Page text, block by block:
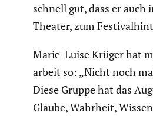
schnell gut, dass er
Theater, zum
Marie-Luise Krüger hat
ar­beit so: „Nicht noch
Diese Gruppe hat das
Glaube, Wahrheit,